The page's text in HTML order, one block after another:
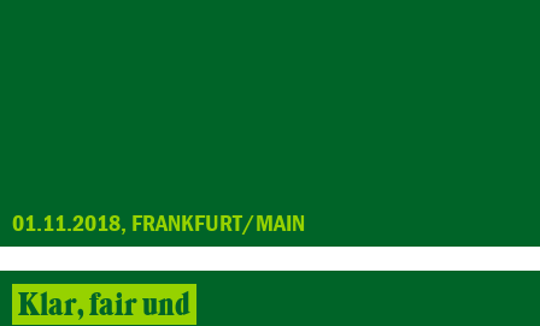
01.11.2018, FRANKFURT/MAIN
Klar, fair und